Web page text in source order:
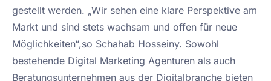
gestellt werden. „Wir sehen eine klare Perspektive am
Markt und sind stets wachsam und offen für neue
Möglichkeiten“,so Schahab Hosseiny. Sowohl
bestehende Digital Marketing Agenturen als auch
Beratungsunternehmen aus der Digitalbranche bieten